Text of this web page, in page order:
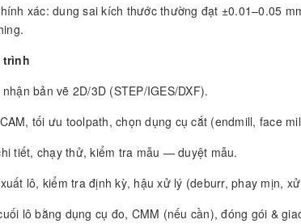
xác: dung sai kích thước thường đạt ±0.01–0.05
trình
bản vẽ 2D/3D (STEP/IGES/DXF).
tối ưu toolpath, chọn dụng cụ cắt (endmill, face
tiết, chạy thử, kiểm tra mẫu — duyệt mẫu.
lô, kiểm tra định kỳ, hậu xử lý (deburr, phay mịn,
lô bằng dụng cụ đo, CMM (nếu cần), đóng gói &